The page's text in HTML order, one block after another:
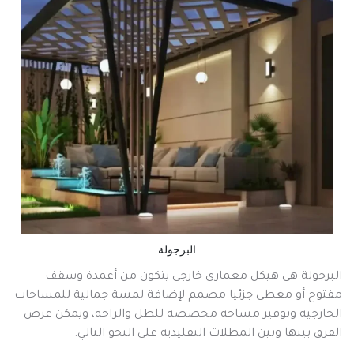
البرجولة
البرجولة هي هيكل معماري خارجي يتكون من أعمدة وسقف
مفتوح أو مغطى جزئيا مصمم لإضافة لمسة جمالية للمساحات
الخارجية وتوفير مساحة مخصصة للظل والراحة، ويمكن عرض
الفرق بينها وبين المظلات التقليدية على النحو التالي: